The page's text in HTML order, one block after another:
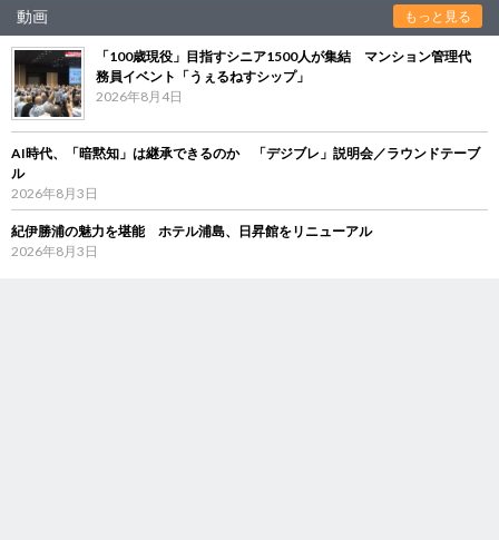
動画 もっと見る
「100歳現役」目指すシニア1500人が集結 マンション管理代
務員イベント「うぇるねすシップ」
2026年8月4日
AI時代、「暗黙知」は継承できるのか 「デジブレ」説明会／ラウンドテーブ
ル
2026年8月3日
紀伊勝浦の魅力を堪能 ホテル浦島、日昇館をリニューアル
2026年8月3日